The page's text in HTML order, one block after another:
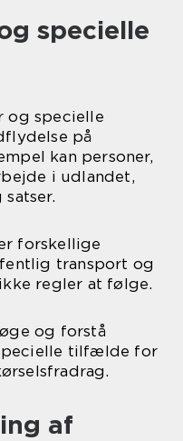
specielle
og specielle
på
kan personer,
i udlandet,
forskellige
transport og
regler at følge.
og forstå
tilfælde for
af